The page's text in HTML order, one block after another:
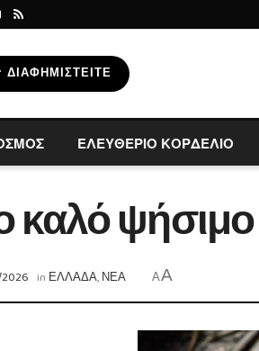
ΔΙΑΦΗΜΙΣΤΕΊΤΕ
ΕΛΕΥΘΕΡΙΟ ΚΟΡΔΕΛΙΟ
καλό ψήσιμο
in ΕΛΛΑΔΑ,ΝΕΑ AA